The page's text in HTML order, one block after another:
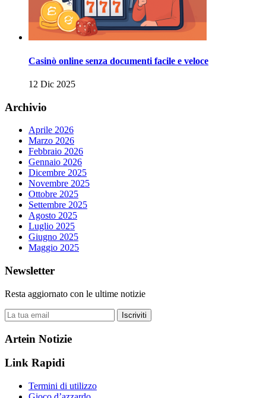
Casinò online senza documenti facile e veloce
12 Dic 2025
Archivio
Aprile 2026
Marzo 2026
Febbraio 2026
Gennaio 2026
Dicembre 2025
Novembre 2025
Ottobre 2025
Settembre 2025
Agosto 2025
Luglio 2025
Giugno 2025
Maggio 2025
Newsletter
Resta aggiornato con le ultime notizie
Iscriviti
Artein Notizie
Link Rapidi
Termini di utilizzo